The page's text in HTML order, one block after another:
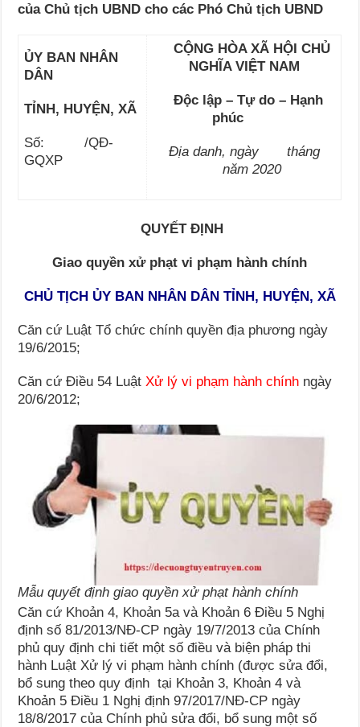
của Chủ tịch UBND cho các Phó Chủ tịch UBND
ỦY BAN NHÂN
DÂN
TỈNH, HUYỆN, XÃ
Số: /QĐ-
GQXP
CỘNG HÒA XÃ HỘI CHỦ
NGHĨA VIỆT NAM
Độc lập – Tự do – Hạnh
phúc
Địa danh, ngày tháng
năm 2020
QUYẾT ĐỊNH
Giao quyền xử phạt vi phạm hành chính
CHỦ TỊCH ỦY BAN NHÂN DÂN TỈNH, HUYỆN, XÃ
Căn cứ Luật Tổ chức chính quyền địa phương ngày
19/6/2015;
Căn cứ Điều 54 LuậtXử lý vi phạm hành chính ngày
20/6/2012;
Mẫu quyết định giao quyền xử phạt hành chính
Căn cứ Khoản 4, Khoản 5a và Khoản 6 Điều 5 Nghị
định số 81/2013/NĐ-CP ngày 19/7/2013 của Chính
phủ quy định chi tiết một số điều và biện pháp thi
hành Luật Xử lý vi phạm hành chính (được sửa đổi,
bổ sung theo quy định tại Khoản 3, Khoản 4 và
Khoản 5 Điều 1 Nghị định 97/2017/NĐ-CP ngày
18/8/2017 của Chính phủ sửa đổi, bổ sung một số